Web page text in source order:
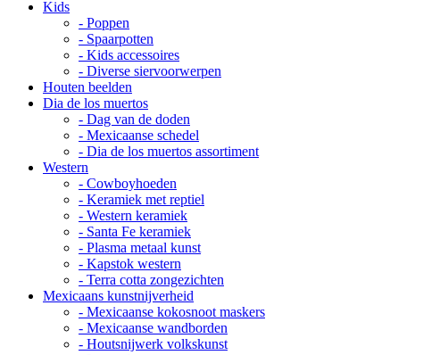
Kids
- Poppen
- Spaarpotten
- Kids accessoires
- Diverse siervoorwerpen
Houten beelden
Dia de los muertos
- Dag van de doden
- Mexicaanse schedel
- Dia de los muertos assortiment
Western
- Cowboyhoeden
- Keramiek met reptiel
- Western keramiek
- Santa Fe keramiek
- Plasma metaal kunst
- Kapstok western
- Terra cotta zongezichten
Mexicaans kunstnijverheid
- Mexicaanse kokosnoot maskers
- Mexicaanse wandborden
- Houtsnijwerk volkskunst